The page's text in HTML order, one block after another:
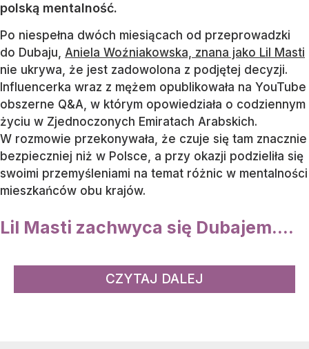
polską mentalność.
Po niespełna dwóch miesiącach od przeprowadzki
do Dubaju, Aniela Woźniakowska, znana jako Lil Masti
nie ukrywa, że jest zadowolona z podjętej decyzji.
Influencerka wraz z mężem opublikowała na YouTube
obszerne Q&A, w którym opowiedziała o codziennym
życiu w Zjednoczonych Emiratach Arabskich.
W rozmowie przekonywała, że czuje się tam znacznie
bezpieczniej niż w Polsce, a przy okazji podzieliła się
swoimi przemyśleniami na temat różnic w mentalności
mieszkańców obu krajów.
Lil Masti zachwyca się Dubajem....
CZYTAJ DALEJ